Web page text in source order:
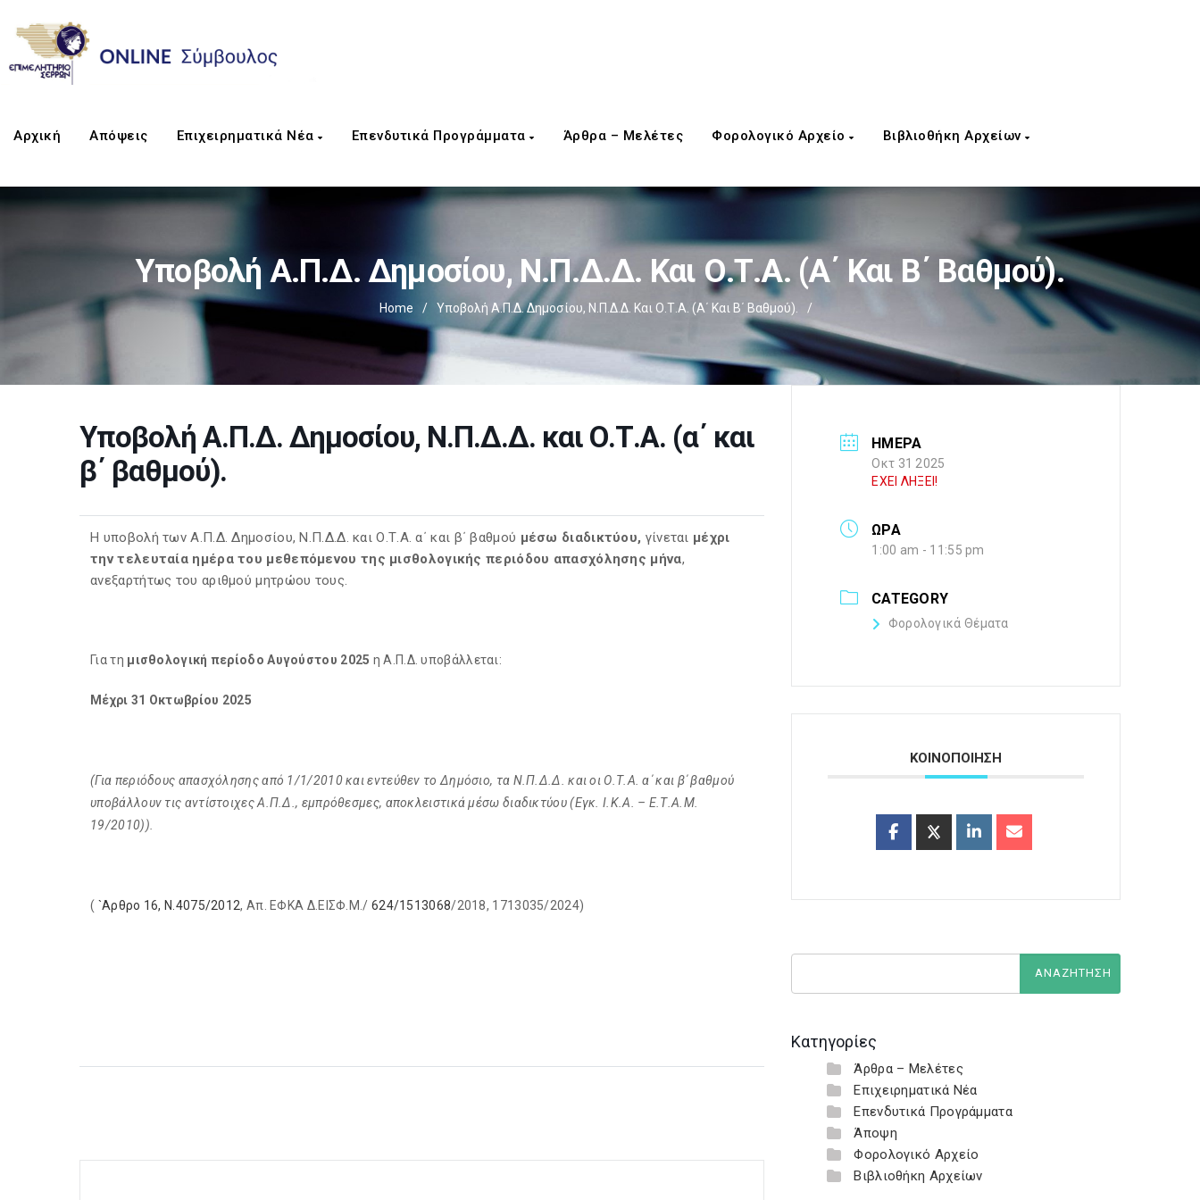
Αρχική Απόψεις Επιχειρηματικά Νέα Επενδυτικά Προγράμματα Άρθρα – Μελέτες Φορολογικό Αρχείο Βιβλιοθήκη Αρχείων
Υποβολή Α.Π.Δ. Δημοσίου, Ν.Π.Δ.Δ. Και Ο.Τ.Α. (α΄ Και Β΄ Βαθμού).
Home / Υποβολή Α.Π.Δ. Δημοσίου, Ν.Π.Δ.Δ. Και Ο.Τ.Α. (α΄ Και Β΄ Βαθμού). /
Υποβολή Α.Π.Δ. Δημοσίου, Ν.Π.Δ.Δ. και Ο.Τ.Α. (α΄ και
β΄ βαθμού).
Η υποβολή των Α.Π.Δ. Δημοσίου, Ν.Π.Δ.Δ. και Ο.Τ.Α. α΄ και β΄ βαθμού μέσω διαδικτύου, γίνεται μέχρι
την τελευταία ημέρα του μεθεπόμενου της μισθολογικής περιόδου απασχόλησης μήνα,
ανεξαρτήτως του αριθμού μητρώου τους.
Για τη μισθολογική περίοδο Αυγούστου 2025 η Α.Π.Δ. υποβάλλεται:
Μέχρι 31 Οκτωβρίου 2025
(Για περιόδους απασχόλησης από 1/1/2010 και εντεύθεν το Δημόσιο, τα Ν.Π.Δ.Δ. και οι Ο.Τ.Α. α΄ και β΄ βαθμού
υποβάλλουν τις αντίστοιχες Α.Π.Δ., εμπρόθεσμες, αποκλειστικά μέσω διαδικτύου (Εγκ. Ι.Κ.Α. – Ε.Τ.Α.Μ.
19/2010)).
( `Αρθρο 16, Ν.4075/2012, Απ. ΕΦΚΑ Δ.ΕΙΣΦ.Μ./ 624/1513068/2018, 1713035/2024)
ΗΜΕΡΑ
Οκτ 31 2025
ΕΧΕΙ ΛΗΞΕΙ!
ΩΡΑ
1:00 am - 11:55 pm
CATEGORY
Φορολογικά Θέματα
ΚΟΙΝΟΠΟΙΗΣΗ
Κατηγορίες
Άρθρα – Μελέτες
Επιχειρηματικά Νέα
Επενδυτικά Προγράμματα
Άποψη
Φορολογικό Αρχείο
Βιβλιοθήκη Αρχείων